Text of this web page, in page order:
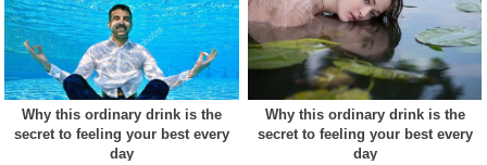
Acest site web folosește cookie-uri pentru a vă îmbunătăți
experiența. Vom presupune că sunteți de acord cu asta dacă
vă continuați navigarea.
Cookie settings ACCEPT